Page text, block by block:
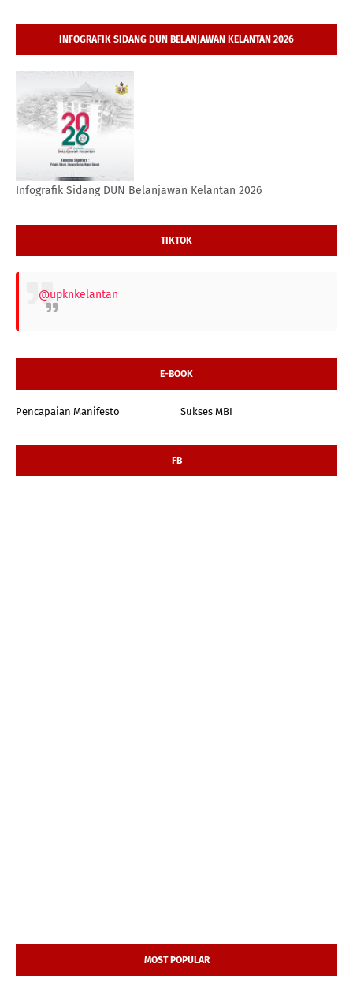
INFOGRAFIK SIDANG DUN BELANJAWAN KELANTAN 2026
Infografik Sidang DUN Belanjawan Kelantan 2026
TIKTOK
@upknkelantan
E-BOOK
Pencapaian Manifesto Sukses MBI
FB
MOST POPULAR